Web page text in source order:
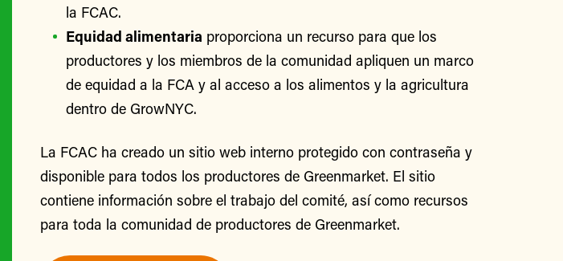
la FCAC.
Equidad alimentaria proporciona un recurso para que los
productores y los miembros de la comunidad apliquen un marco
de equidad a la FCA y al acceso a los alimentos y la agricultura
dentro de GrowNYC.
La FCAC ha creado un sitio web interno protegido con contraseña y
disponible para todos los productores de Greenmarket. El sitio
contiene información sobre el trabajo del comité, así como recursos
para toda la comunidad de productores de Greenmarket.